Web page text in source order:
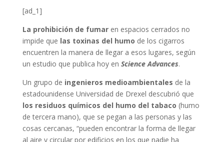
[ad_1]
La prohibición de fumaren espacios cerrados no
impide que las toxinas del humo de los cigarros
encuentren la manera de llegar a esos lugares, según
un estudio que publica hoy en Science Advances.
Un grupo de ingenieros medioambientales de la
estadounidense Universidad de Drexel descubrió que
los residuos químicos del humo del tabaco (humo
de tercera mano), que se pegan a las personas y las
cosas cercanas, “pueden encontrar la forma de llegar
al aire y circular por edificios en los que nadie ha